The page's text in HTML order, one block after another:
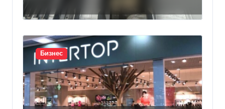
Бизнес